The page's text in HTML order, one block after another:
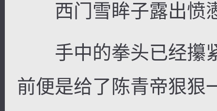
西门雪眸子露出愤
手中的拳头已经攥
前便是给了陈青帝狠狠